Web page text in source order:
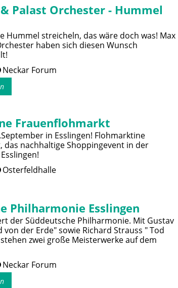
Palast Orchester - Hummel
Hummel streicheln, das wäre doch was! Max
haben sich diesen Wunsch
Neckar Forum
Frauenflohmarkt
in Esslingen! Flohmarktine
das nachhaltige Shoppingevent in der
Osterfeldhalle
Philharmonie Esslingen
der Süddeutsche Philharmonie. Mit Gustav
von der Erde" sowie Richard Strauss " Tod
zwei große Meisterwerke auf dem
Neckar Forum